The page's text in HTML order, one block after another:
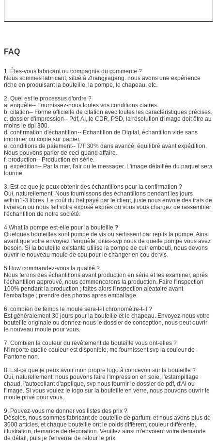
FAQ
1. Êtes-vous fabricant ou compagnie du commerce ?
Nous sommes fabricant, situé à Zhangjiagang. nous avons une expérience
riche en produisant la bouteille, la pompe, le chapeau, etc.
2. Quel est le processus d'ordre ?
a. enquête-- Fournissez-nous toutes vos conditions claires.
b. citation-- Forme officielle de citation avec toutes les caractéristiques précises.
c. dossier d'impression-- Pdf, AI, le CDR, PSD, la résolution d'image doit être au
moins le dpi 300.
d. confirmation d'échantillon-- Échantillon de Digital, échantillon vide sans
imprimer ou copie sur papier.
e. conditions de paiement-- T/T 30% dans avancé, équilibré avant expédition.
Nous pouvons parler de ceci quand affaire.
f. production-- Production en série.
g. expédition-- Par la mer, l'air ou le messager. L'image détaillée du paquet sera
fournie.
3. Est-ce que je peux obtenir des échantillons pour la confirmation ?
Oui, naturellement. Nous fournissons des échantillons pendant les jours
within1-3 libres. Le coût du fret payé par le client, juste nous envoie des frais de
livraison ou nous fait votre exposé exprès ou vous vous chargez de rassembler
l'échantillon de notre société.
4.What la pompe est-elle pour la bouteille ?
Quelques bouteilles sont pompe de vis ou sertissent par replis la pompe. Ainsi
avant que votre envoyiez l'enquête, dites-svp nous de quelle pompe vous avez
besoin. Si la bouteille existante utilise la pompe de cuir embouti, nous devons
ouvrir le nouveau moule de cou pour le changer en cou de vis.
5.How commandez-vous la qualité ?
Nous ferons des échantillons avant production en série et les examiner, après
l'échantillon approuvé, nous commencerons la production. Faire l'inspection
100% pendant la production ; faites alors l'inspection aléatoire avant
l'emballage ; prendre des photos après emballage.
6. combien de temps le moule sera-t-il chronomètre-t-il ?
Est généralement 30 jours pour la bouteille et le chapeau. Envoyez-nous votre
bouteille originale ou donnez-nous le dossier de conception, nous peut ouvrir
le nouveau moule pour vous.
7. Combien la couleur du revêtement de bouteille vous ont-elles ?
N'importe quelle couleur est disponible, me fournissent svp la couleur de
Pantone non.
8. Est-ce que je peux avoir mon propre logo à concevoir sur la bouteille ?
Oui, naturellement. nous pouvons faire l'impression en soie, l'estampillage
chaud, l'autocollant d'applique, svp nous fournir le dossier de pdf, d'AI ou
l'image. Si vous voulez le logo sur la bouteille en verre, nous pouvons ouvrir le
moule privé pour vous.
9. Pouvez-vous me donner vos listes des prix ?
Désolés, nous sommes fabricant de bouteille de parfum, et nous avons plus de
3000 articles, et chaque bouteille ont le poids différent, couleur différente,
illustration, demande de décoration. Veuillez ainsi m'envoient votre demande
de détail, puis je t'enverrai de retour le prix.